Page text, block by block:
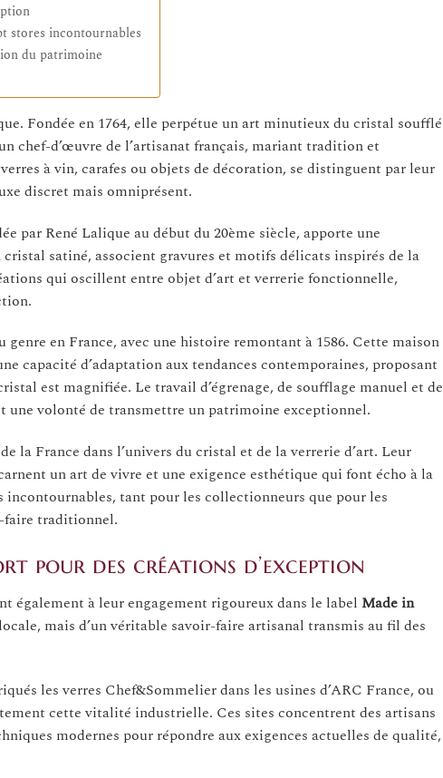
stores incontournables
du patrimoine
Fondée en 1764, elle perpétue un art minutieux du cristal soufflé
chef-d’œuvre de l’artisanat français, mariant tradition et
à vin, carafes ou objets de décoration, se distinguent par leur
discret mais omniprésent.
par René Lalique au début du 20ème siècle, apporte une
satiné, associent gravures et motifs délicats inspirés de la
qui oscillent entre objet d’art et verrerie fonctionnelle,
genre en France, avec une histoire remontant à 1586. Cette maison
capacité d’adaptation aux tendances contemporaines, proposant
est magnifiée. Le travail d’égrenage, de soufflage manuel et de
une volonté de transmettre un patrimoine exceptionnel.
France dans l’univers du cristal et de la verrerie d’art. Leur
un art de vivre et une exigence esthétique qui font écho à la
incontournables, tant pour les collectionneurs que pour les
faire traditionnel.
pour des créations d’exception
également à leur engagement rigoureux dans le label Made in
mais d’un véritable savoir-faire artisanal transmis au fil des
les verres Chef&Sommelier dans les usines d’ARC France, ou
cette vitalité industrielle. Ces sites concentrent des artisans
modernes pour répondre aux exigences actuelles de qualité,